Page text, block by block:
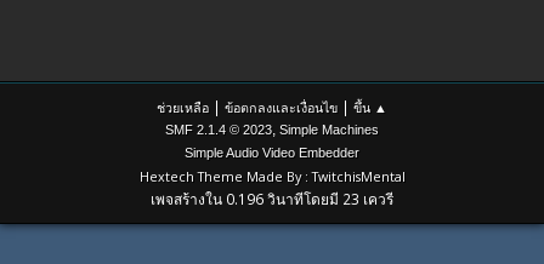
ช่วยเหลือ | ข้อตกลงและเงื่อนไข | ขึ้น ▲
SMF 2.1.4 © 2023, Simple Machines
Simple Audio Video Embedder
Hextech Theme Made By : TwitchisMental
เพจสร้างใน 0.196 วินาทีโดยมี 23 เควรี